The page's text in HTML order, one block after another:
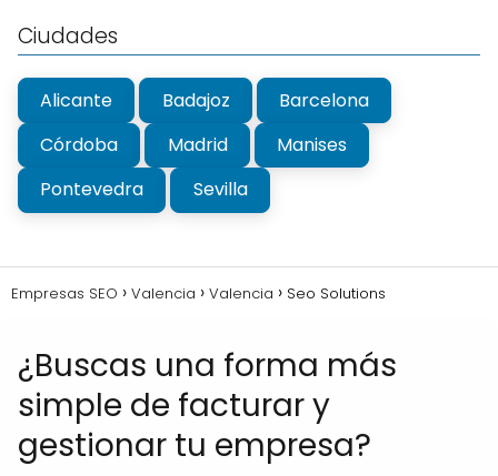
Ciudades
Alicante Badajoz
Barcelona
Córdoba
Madrid
Manises
Pontevedra
Sevilla
Empresas SEO Valencia Valencia Seo Solutions
¿Buscas una forma más
simple de facturar y
gestionar tu empresa?